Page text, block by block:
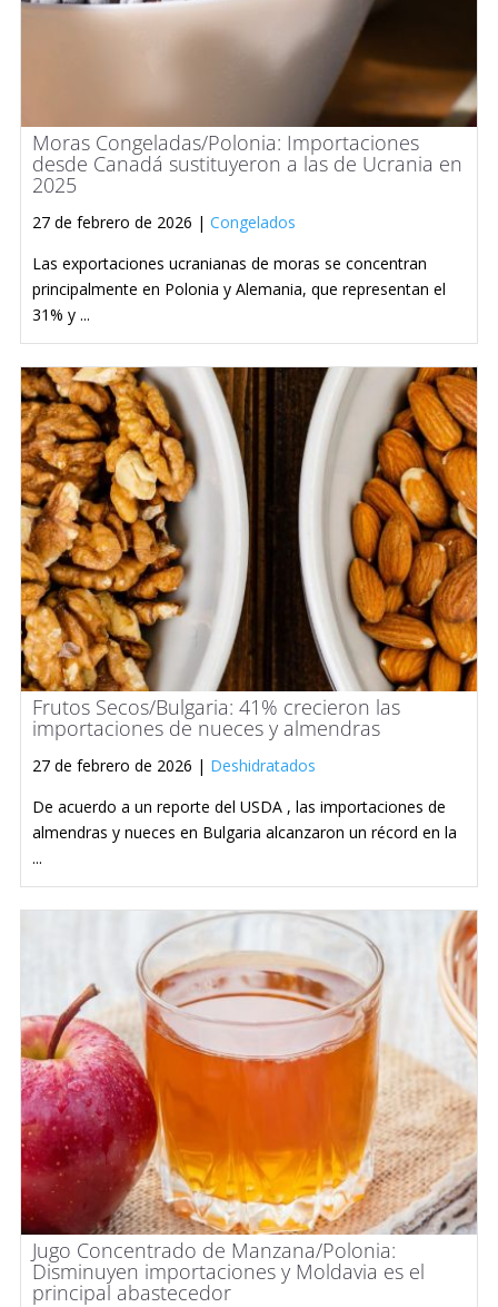
Moras Congeladas/Polonia: Importaciones
desde Canadá sustituyeron a las de Ucrania en
2025
27 de febrero de 2026 | Congelados
Las exportaciones ucranianas de moras se concentran
principalmente en Polonia y Alemania, que representan el
31% y ...
Frutos Secos/Bulgaria: 41% crecieron las
importaciones de nueces y almendras
27 de febrero de 2026 | Deshidratados
De acuerdo a un reporte del USDA , las importaciones de
almendras y nueces en Bulgaria alcanzaron un récord en la
...
Jugo Concentrado de Manzana/Polonia:
Disminuyen importaciones y Moldavia es el
principal abastecedor